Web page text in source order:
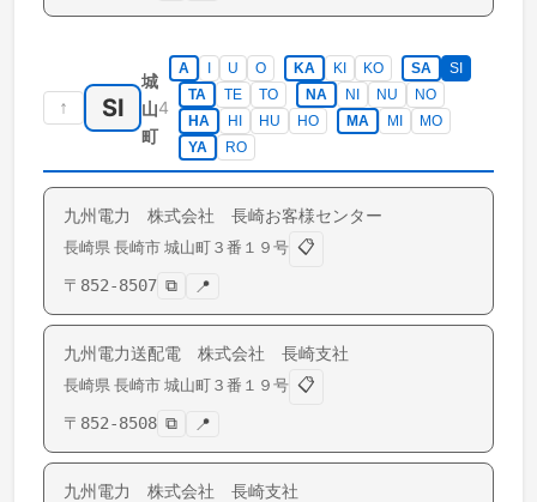
↑ SI
城
山
町
4
A U O KA KI KO SA
SI
TA
TE TO NA NI NU
NO
HA
HI HU HO MA MI
MO
YA
RO
九州電力 株式会社 長崎お客様センター
長崎県 長崎市 城山町 ３番１９号 📋
〒 852-8507 ⧉ 📍
九州電力送配電 株式会社 長崎支社
長崎県 長崎市 城山町 ３番１９号 📋
〒 852-8508 ⧉ 📍
九州電力 株式会社 長崎支社